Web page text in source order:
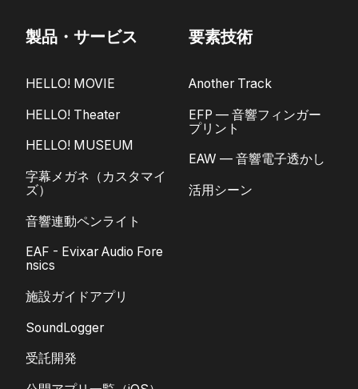
製品・サービス
HELLO! MOVIE
HELLO! Theater
HELLO! MUSEUM
字幕メガネ（カスタマイ
ズ）
音響連動ペンライト
EAF - Evixar Audio Fore
nsics
施設ガイドアプリ
SoundLogger
受託開発
要素技術
Another Track
EFP — 音響フィンガー
プリント
EAW — 音響電子透かし
活用シーン